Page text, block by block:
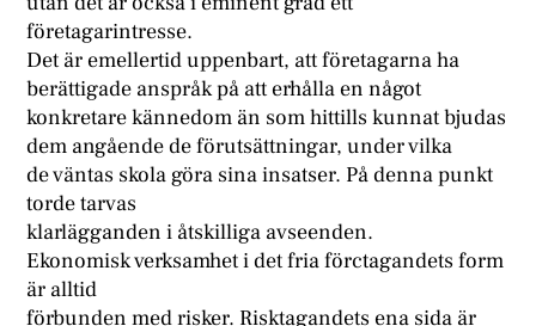
företagarintresse.
Det är emellertid uppenbart, att företagarna ha
berättigade anspråk på att erhålla en något
konkretare kännedom än som hittills kunnat bjudas
dem angående de förutsättningar, under vilka
de väntas skola göra sina insatser. På denna punkt
torde tarvas
klarlägganden i åtskilliga avseenden.
Ekonomisk verksamhet i det fria förctagandets form
är alltid
förbunden med risker. Risktagandets ena sida är